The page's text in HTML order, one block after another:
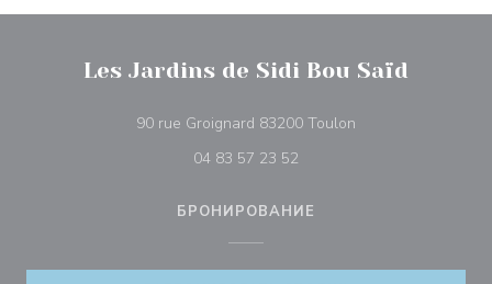
Les Jardins de Sidi Bou Saïd
90 rue Groignard 83200 Toulon
04 83 57 23 52
БРОНИРОВАНИЕ